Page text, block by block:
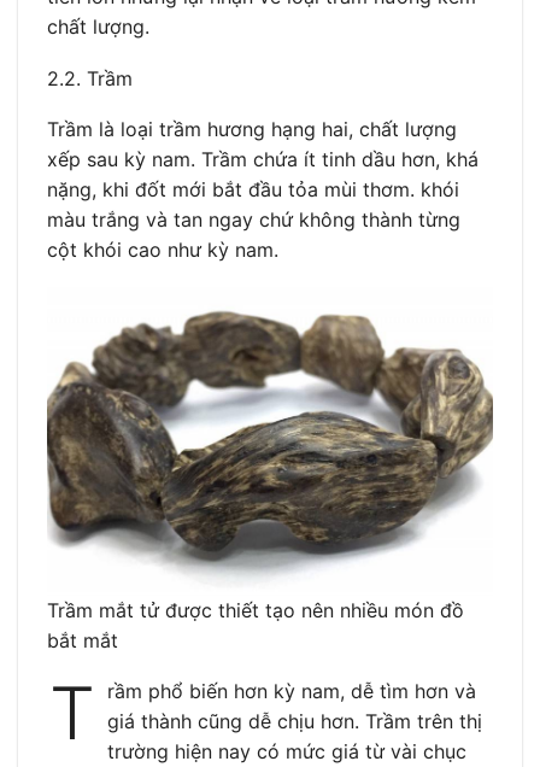
chất lượng.
2.2. Trầm
Trầm là loại trầm hương hạng hai, chất lượng
xếp sau kỳ nam. Trầm chứa ít tinh dầu hơn, khá
nặng, khi đốt mới bắt đầu tỏa mùi thơm. khói
màu trắng và tan ngay chứ không thành từng
cột khói cao như kỳ nam.
Trầm mắt tử được thiết tạo nên nhiều món đồ
bắt mắt
T
rầm phổ biến hơn kỳ nam, dễ tìm hơn và
giá thành cũng dễ chịu hơn. Trầm trên thị
trường hiện nay có mức giá từ vài chục